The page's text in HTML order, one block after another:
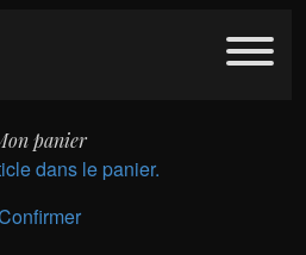
panier
dans le panier.